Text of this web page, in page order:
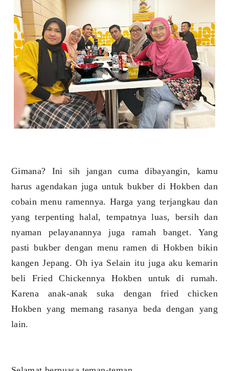
Gimana? Ini sih jangan cuma dibayangin, kamu
harus agendakan juga untuk bukber di Hokben dan
cobain menu ramennya. Harga yang terjangkau dan
yang terpenting halal, tempatnya luas, bersih dan
nyaman pelayanannya juga ramah banget. Yang
pasti bukber dengan menu ramen di Hokben bikin
kangen Jepang. Oh iya Selain itu juga aku kemarin
beli Fried Chickennya Hokben untuk di rumah.
Karena anak-anak suka dengan fried chicken
Hokben yang memang rasanya beda dengan yang
lain.